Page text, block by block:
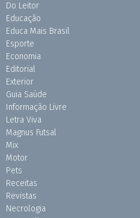
Do Leitor
Educação
Educa Mais Brasil
Esporte
Economia
Editorial
Exterior
Guia Saúde
Informação Livre
Letra Viva
Magnus Futsal
Mix
Motor
Pets
Receitas
Revistas
Necrologia